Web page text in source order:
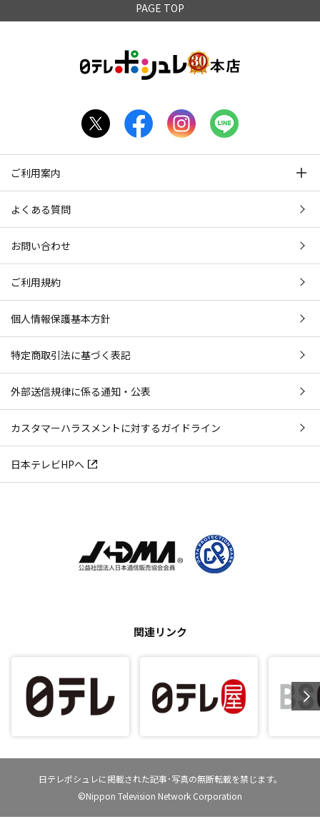
PAGE TOP
ご利用案内
よくある質問
お問い合わせ
ご利用規約
個人情報保護基本方針
特定商取引法に基づく表記
外部送信規律に係る通知・公表
カスタマーハラスメントに対するガイドライン
日本テレビHPへ
関連リンク
日テレポシュレに掲載された記事･写真の無断転載を禁じます。
©Nippon Television Network Corporation